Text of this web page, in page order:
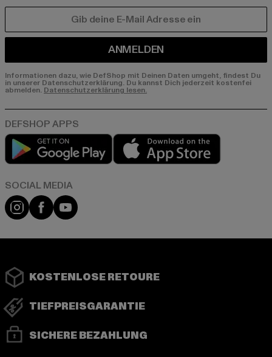
ANMELDEN
Informationen dazu, wie DefShop mit Deinen Daten umgeht, findest Du
in unserer Datenschutzerklärung. Du kannst Dich jederzeit kostenfei
abmelden. Datenschutzerklärung lesen.
Play market
Instagram
FacebookYouTube
KOSTENLOSE RETOURE
TIEFPREISGARANTIE
SICHERE BEZAHLUNG